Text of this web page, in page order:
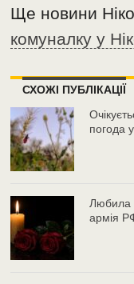
Ще новини
комуналку у
СХОЖІ ПУБЛІКАЦІЇ
погода
Любила
армія